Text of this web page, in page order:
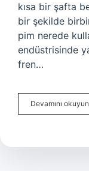
kısa bir şafta
bir şekilde
pim nerede
endüstrisinde
fren…
Devamını okuyun